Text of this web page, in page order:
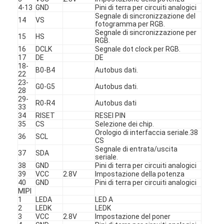
Display LCD quadrato
Display LCD circolare
esposizione di Epaper dell'E-inchiostro
TFT LCD con touchscreen capacitivo
Display PMoled
Display LCD TF TFT
Monitor LCD industriale
Piccolo display Tft
4-13 GND
Pini di terra per circuiti analogici
14
VS
Segnale di sincronizzazione del
fotogramma per RGB.
15
HS
Segnale di sincronizzazione per
RGB.
16
DCLK
Segnale dot clock per RGB.
17
DE
DE
18-
22
B0-B4
Autobus dati.
23-
28
G0-G5
Autobus dati.
29-
33
R0-R4
Autobus dati
34
RISET
RESEI PIN
35
CS
Selezione dei chip.
36
SCL
Orologio di interfaccia seriale.38
CS
37
SDA
Segnale di entrata/uscita
seriale.
38
GND
Pini di terra per circuiti analogici
39
VCC 2.8V
Impostazione della potenza
40
GND
Pini di terra per circuiti analogici
MIPI
1
LEDA
LED A
2
LEDK
LEDK
3
VCC 2.8V
Impostazione del poner